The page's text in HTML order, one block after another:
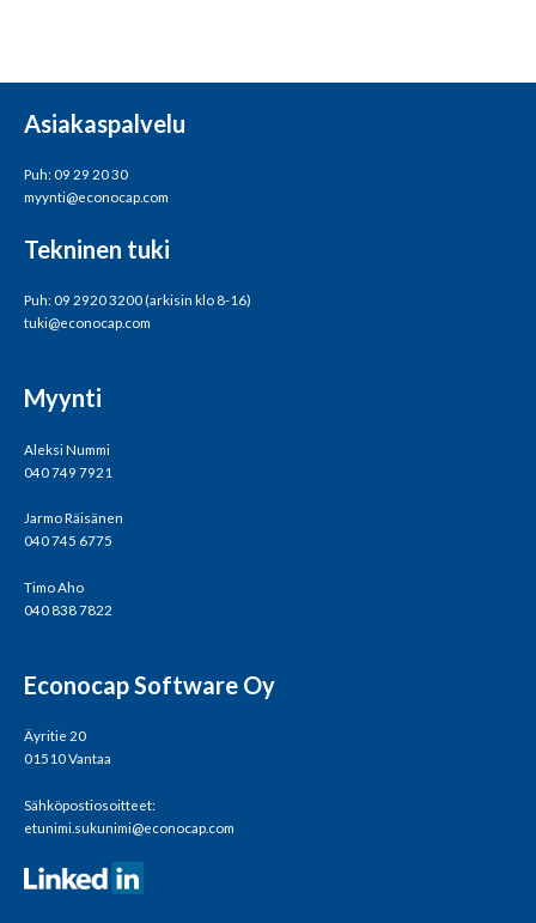
Asiakaspalvelu
Puh: 09 29 20 30
myynti@econocap.com
Tekninen tuki
Puh: 09 2920 3200 (arkisin klo 8-16)
tuki@econocap.com
Myynti
Aleksi Nummi
040 749 7921
Jarmo Räisänen
040 745 6775
Timo Aho
040 838 7822
Econocap Software Oy
Äyritie 20
01510 Vantaa
Sähköpostiosoitteet:
etunimi.sukunimi@econocap.com